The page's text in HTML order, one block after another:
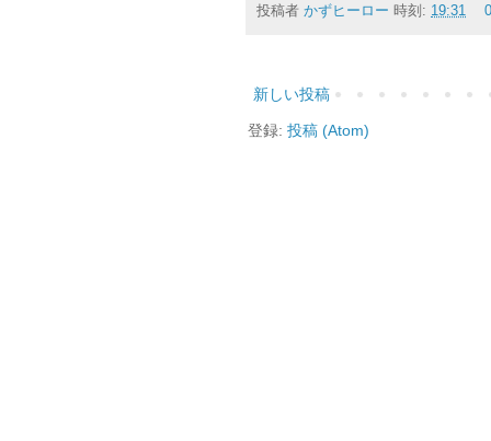
投稿者 かずヒーロー 時刻: 19:31
新しい投稿
登録: 投稿 (Atom)